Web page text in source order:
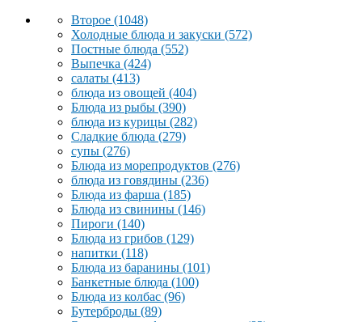
Второе (1048)
Холодные блюда и закуски (572)
Постные блюда (552)
Выпечка (424)
салаты (413)
блюда из овощей (404)
Блюда из рыбы (390)
блюда из курицы (282)
Сладкие блюда (279)
супы (276)
Блюда из морепродуктов (276)
блюда из говядины (236)
Блюда из фарша (185)
Блюда из свинины (146)
Пироги (140)
Блюда из грибов (129)
напитки (118)
Блюда из баранины (101)
Банкетные блюда (100)
Блюда из колбас (96)
Бутерброды (89)